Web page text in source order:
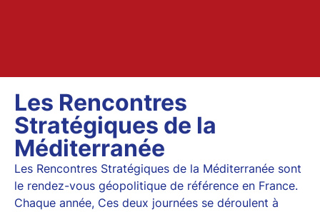
Les Rencontres
Stratégiques de la
Méditerranée
Les Rencontres Stratégiques de la Méditerranée sont
le rendez-vous géopolitique de référence en France.
Chaque année, Ces deux journées se déroulent à